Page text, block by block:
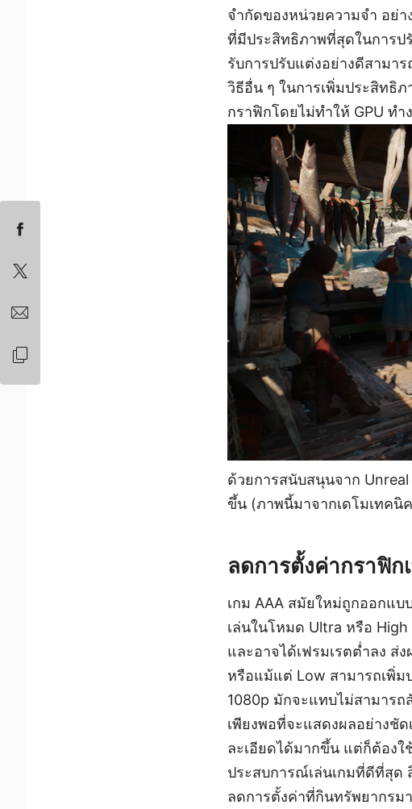
จำกัดของหน่วยความจำ อย่า
ที่มีประสิทธิภาพที่สุดในการป
รับการปรับแต่งอย่างดีสามา
วิธีอื่น ๆ ในการเพิ่มประสิทธิ
กราฟิกโดยไม่ทำให้ GPU ทำ
ด้วยการสนับสนุนจาก
ขึ้น (ภาพนี้มาจากเดโมเทคนิ
ลดการตั้งค่ากราฟิก
เกม AAA สมัยใหม่ถูกออกแ
เล่นในโหมด Ultra หรือ
และอาจได้เฟรมเรตต่ำลง ส่
หรือแม้แต่ Low สามารถเพิ่ม
1080p มักจะแทบไม่สามารถ
เพียงพอที่จะแสดงผลอย่างชั
ละเอียดได้มากขึ้น แต่ก็ต้องใ
ประสบการณ์เล่นเกมที่ดีที่สุ
ลดการตั้งค่าที่กินทรัพยากรม